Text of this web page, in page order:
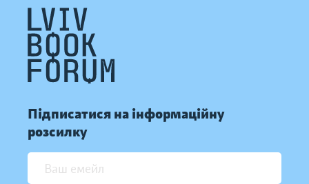
Підписатися на інформаційну
розсилку